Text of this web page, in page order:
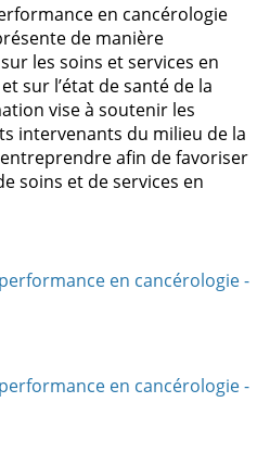
en cancérologie
de manière
les soins et services en
sur l’état de santé de la
vise à soutenir les
intervenants du milieu de la
afin de favoriser
soins et de services en
en cancérologie -
en cancérologie -